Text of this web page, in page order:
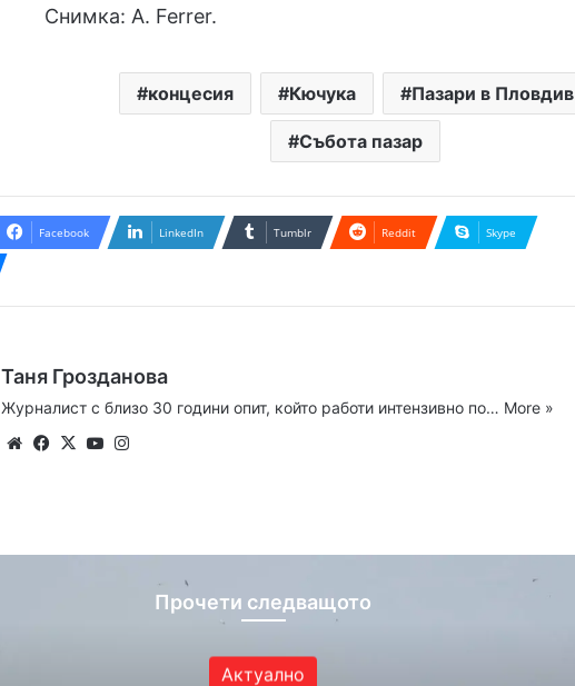
Снимка: A. Ferrer.
концесия Кючука Пазари в Пловдив
Събота пазар
Facebook LinkedIn Tumblr Reddit Skype
Таня Грозданова
Журналист с близо 30 години опит, който работи интензивно по… More »
WebsiteFacebook
X YouTube
Прочети следващото
Актуално